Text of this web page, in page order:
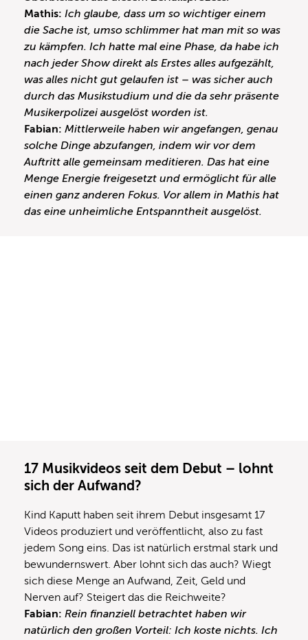
Mathis: Ich glaube, dass um so wichtiger einem
die Sache ist, umso schlimmer hat man mit so was
zu kämpfen. Ich hatte mal eine Phase, da habe ich
nach jeder Show direkt als Erstes alles aufgezählt,
was alles nicht gut gelaufen ist – was sicher auch
durch das Musikstudium und die da sehr präsente
Musikerpolizei ausgelöst worden ist.
Fabian: Mittlerweile haben wir angefangen, genau
solche Dinge abzufangen, indem wir vor dem
Auftritt alle gemeinsam meditieren. Das hat eine
Menge Energie freigesetzt und ermöglicht für alle
einen ganz anderen Fokus. Vor allem in Mathis hat
das eine unheimliche Entspanntheit ausgelöst.
17 Musikvideos seit dem Debut – lohnt
sich der Aufwand?
Kind Kaputt haben seit ihrem Debut insgesamt 17
Videos produziert und veröffentlicht, also zu fast
jedem Song eins. Das ist natürlich erstmal stark und
bewundernswert. Aber lohnt sich das auch? Wiegt
sich diese Menge an Aufwand, Zeit, Geld und
Nerven auf? Steigert das die Reichweite?
Fabian: Rein finanziell betrachtet haben wir
natürlich den großen Vorteil: Ich koste nichts. Ich